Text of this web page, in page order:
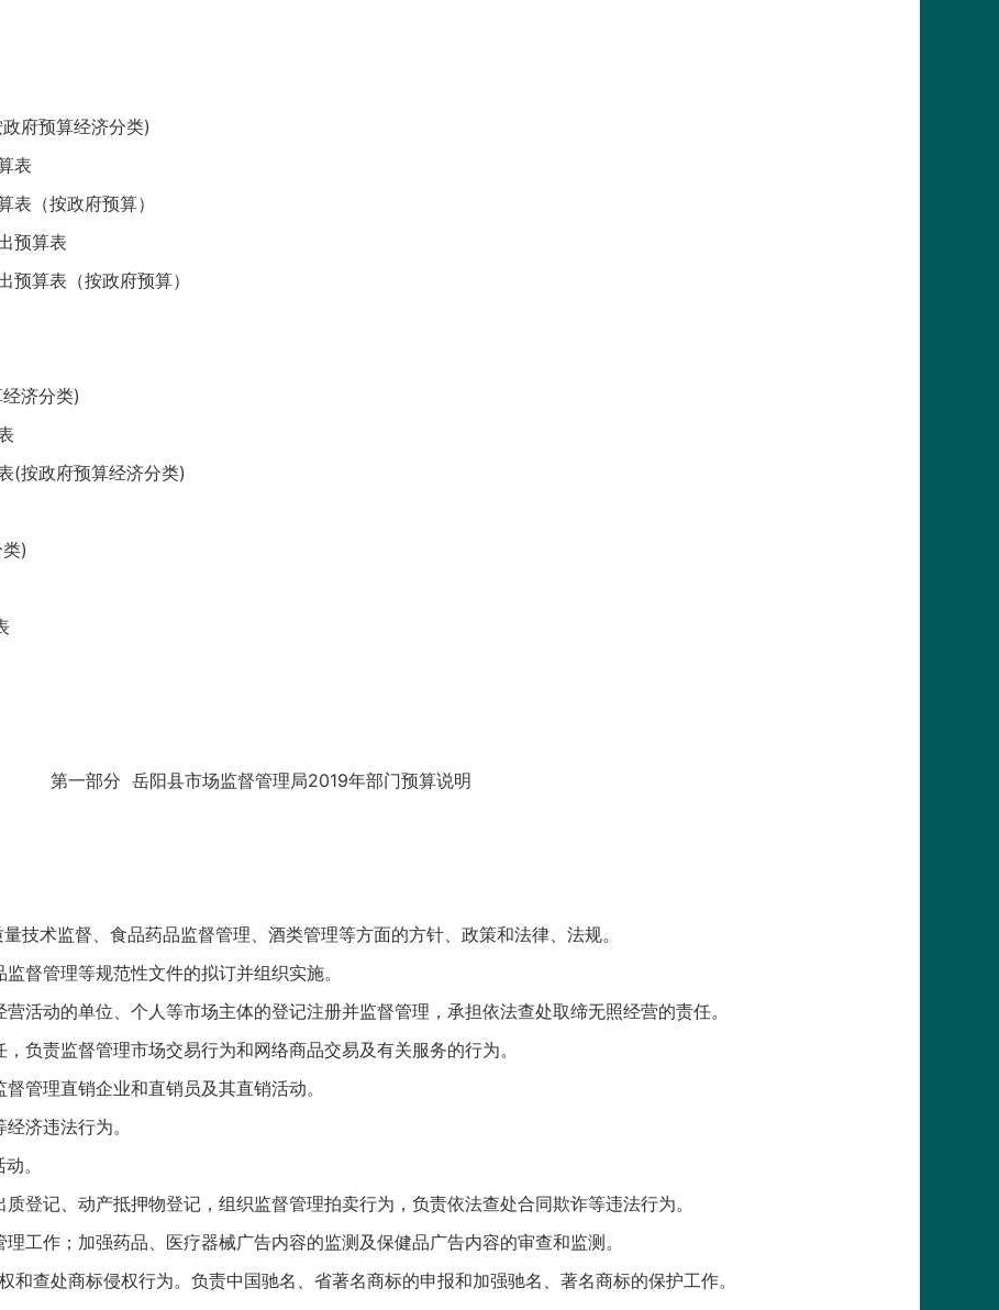
府预算经济分类)
表
（按政府预算）
预算表
算表（按政府预算）
济分类)
(按政府预算经济分类)
)
第一部分 岳阳县市场监督管理局2019年部门预算说明
技术监督、食品药品监督管理、酒类管理等方面的方针、政策和法律、法规。
督管理等规范性文件的拟订并组织实施。
活动的单位、个人等市场主体的登记注册并监督管理，承担依法查处取缔无照经营的责任。
负责监督管理市场交易行为和网络商品交易及有关服务的行为。
管理直销企业和直销员及其直销活动。
济违法行为。
。
登记、动产抵押物登记，组织监督管理拍卖行为，负责依法查处合同欺诈等违法行为。
工作；加强药品、医疗器械广告内容的监测及保健品广告内容的审查和监测。
查处商标侵权行为。负责中国驰名、省著名商标的申报和加强驰名、著名商标的保护工作。